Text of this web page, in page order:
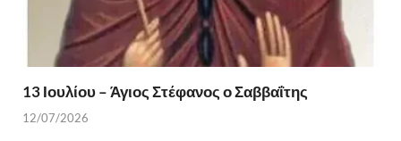
13 Ιουλίου – Άγιος Στέφανος ο Σαββαΐτης
12/07/2026